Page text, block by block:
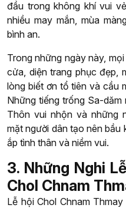
đầu trong không khí vui
nhiều may mắn, mùa
bình an.
Trong những ngày này,
cửa, diện trang phục đẹp,
lòng biết ơn tổ tiên và cầu
Những tiếng trống Sa-
Thôn vui nhộn và những
mặt người dân tạo nên bầu
ắp tình thân và niềm vui.
3. Những Nghi
Chol Chnam
Lễ hội Chol Chnam